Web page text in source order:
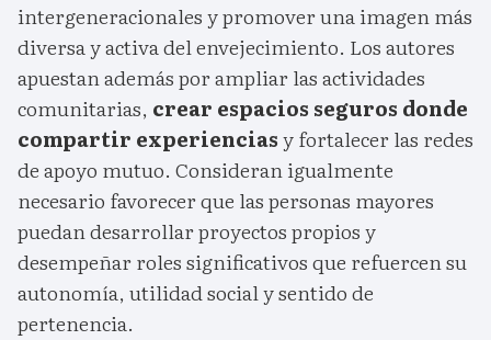
intergeneracionales y promover una imagen más
diversa y activa del envejecimiento. Los autores
apuestan además por ampliar las actividades
comunitarias, crear espacios seguros donde
compartir experienciasy fortalecer las redes
de apoyo mutuo. Consideran igualmente
necesario favorecer que las personas mayores
puedan desarrollar proyectos propios y
desempeñar roles significativos que refuercen su
autonomía, utilidad social y sentido de
pertenencia.